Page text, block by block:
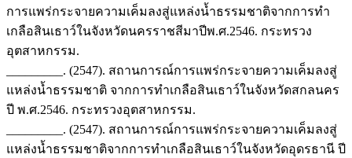
การแพร่กระจายความเค็มลงสู่แหล่งน้ำธรรมชาติจากการทำ
เกลือสินเธาว์ในจังหวัดนครราชสีมาปีพ.ศ.2546. กระทรวง
อุตสาหกรรม.
_________. (2547). สถานการณ์การแพร่กระจายความเค็มลงสู่
แหล่งน้ำธรรมชาติ จากการทำเกลือสินเธาว์ในจังหวัดสกลนคร
ปี พ.ศ.2546. กระทรวงอุตสาหกรรม.
_________. (2547). สถานการณ์การแพร่กระจายความเค็มลงสู่
แหล่งน้ำธรรมชาติจากการทำเกลือสินเธาว์ในจังหวัดอุดรธานี ปี